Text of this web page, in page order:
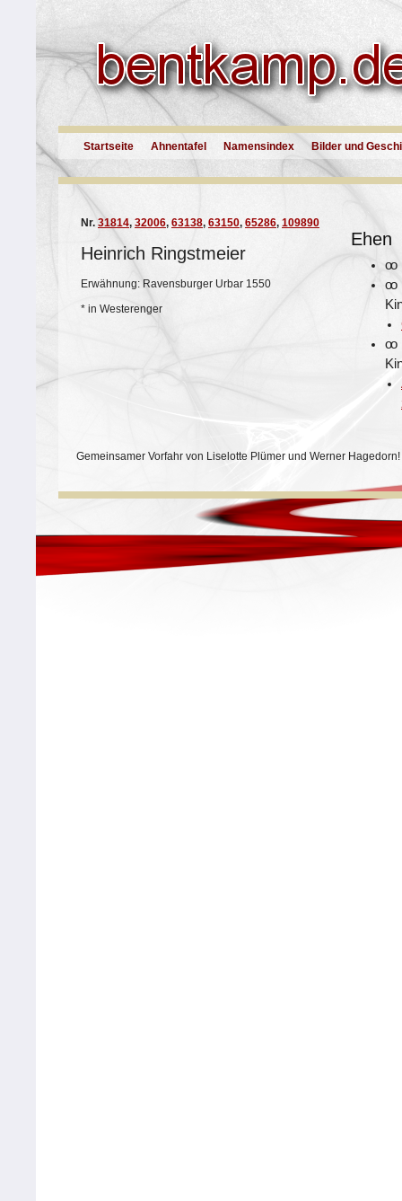
Startseite Ahnentafel Namensindex Bilder und
Nr. 31814, 32006, 63138, 63150, 65286, 109890
Heinrich Ringstmeier
Erwähnung: Ravensburger Urbar 1550
* in Westerenger
Ehen
oo
oo
oo
Gemeinsamer Vorfahr von Liselotte Plümer und Werner Hagedorn!